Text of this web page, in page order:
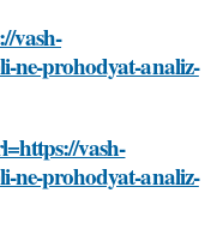
vash-
ne-prohodyat-analiz-
vash-
ne-prohodyat-analiz-